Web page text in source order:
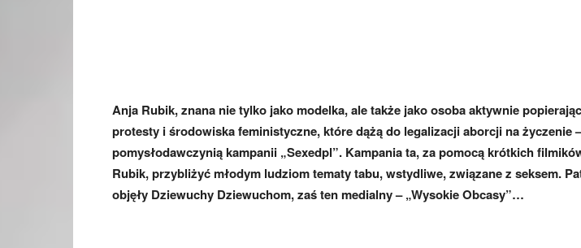
Anja Rubik, znana nie tylko jako modelka, ale także jako osoba aktywnie
protesty i środowiska feministyczne, które dążą do legalizacji aborcji na życzenie
pomysłodawczynią kampanii „Sexedpl”. Kampania ta, za pomocą krótkich
Rubik, przybliżyć młodym ludziom tematy tabu, wstydliwe, związane z seksem.
objęły Dziewuchy Dziewuchom, zaś ten medialny – „Wysokie Obcasy”…